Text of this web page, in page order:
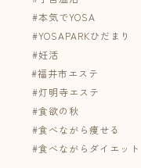
⁡#本気でYOSA
⁡#YOSAPARKひだまり
⁡#妊活
#福井市エステ
⁡#灯明寺エステ⁡
⁡#食欲の秋 ⁡
⁡#食べながら痩せる ⁡
⁡#食べながらダイエット